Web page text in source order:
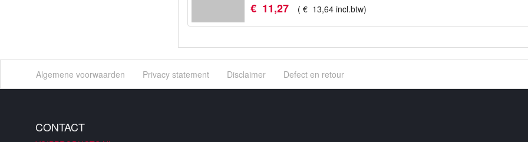
€ 11,27 ( € 13,64 incl.btw)
Algemene voorwaarden Privacy statement Disclaimer Defect en retour
CONTACT